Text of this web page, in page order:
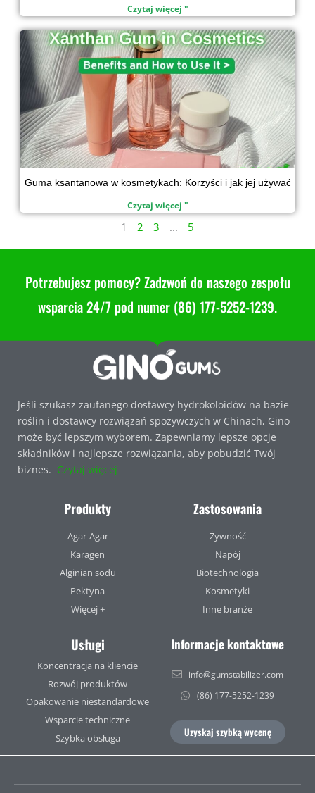
Czytaj więcej "
Guma ksantanowa w kosmetykach: Korzyści i jak jej używać
Czytaj więcej "
1 2 3 ... 5
Potrzebujesz pomocy? Zadzwoń do naszego zespołu
wsparcia 24/7 pod numer (86) 177-5252-1239.
Jeśli szukasz zaufanego dostawcy hydrokoloidów na bazie
roślin i dostawcy rozwiązań spożywczych w Chinach, Gino
może być lepszym wyborem. Zapewniamy lepsze opcje
składników i najlepsze rozwiązania, aby pobudzić Twój
biznes. Czytaj więcej
Produkty
Agar-Agar
Karagen
Alginian sodu
Pektyna
Więcej +
Zastosowania
Żywność
Napój
Biotechnologia
Kosmetyki
Inne branże
Usługi
Koncentracja na kliencie
Rozwój produktów
Opakowanie niestandardowe
Wsparcie techniczne
Szybka obsługa
Informacje kontaktowe
info@gumstabilizer.com
(86) 177-5252-1239
Uzyskaj szybką wycenę